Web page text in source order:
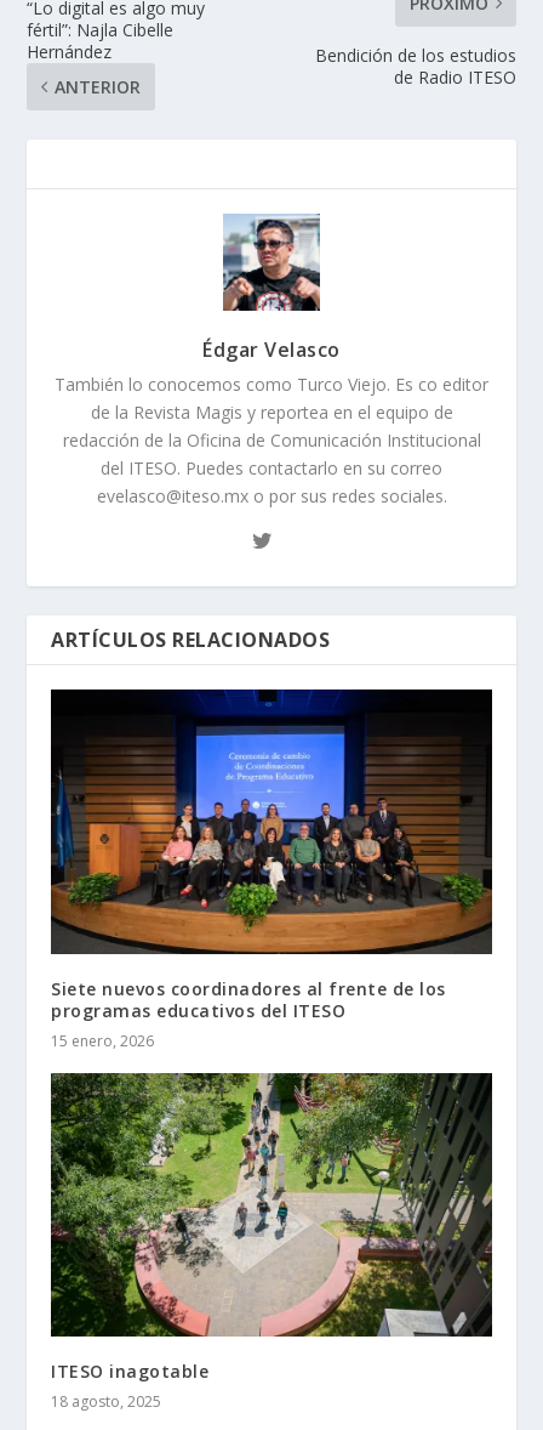
“Lo digital es algo muy
fértil”: Najla Cibelle
Hernández
ANTERIOR
Bendición de los estudios
de Radio ITESO
Édgar Velasco
También lo conocemos como Turco Viejo. Es co editor
de la Revista Magis y reportea en el equipo de
redacción de la Oficina de Comunicación Institucional
del ITESO. Puedes contactarlo en su correo
evelasco@iteso.mx o por sus redes sociales.
ARTÍCULOS RELACIONADOS
Siete nuevos coordinadores al frente de los
programas educativos del ITESO
15 enero, 2026
ITESO inagotable
18 agosto, 2025